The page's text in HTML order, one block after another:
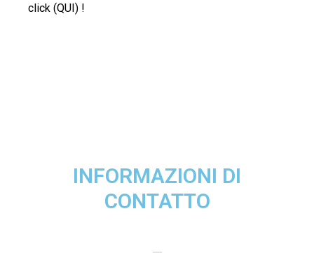
click (QUI) !
INFORMAZIONI DI
CONTATTO